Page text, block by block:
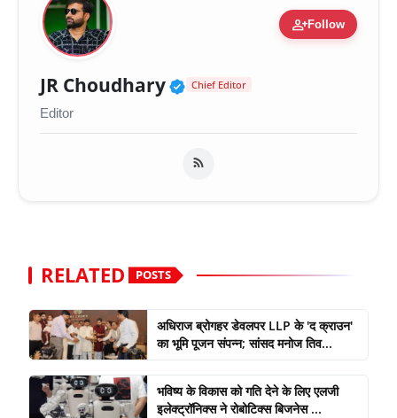
person_addFollow
JR Choudhary Verified Public Figure
Chief Editor
Editor
RELATED POSTS
अधिराज ब्रोगहर डेवलपर LLP के 'द क्राउन'
का भूमि पूजन संपन्न; सांसद मनोज तिव...
भविष्य के विकास को गति देने के लिए एलजी
इलेक्ट्रॉनिक्स ने रोबोटिक्स बिजनेस ...